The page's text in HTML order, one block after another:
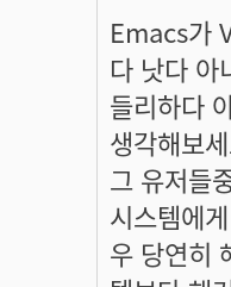
Emacs가
다 낫다 아
들리하다
생각해보
그 유저들
시스템에
우 당연히